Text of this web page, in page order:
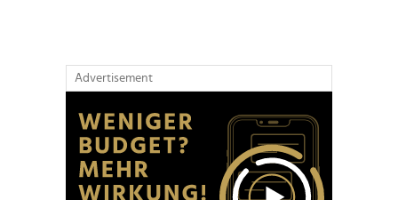
Advertisement